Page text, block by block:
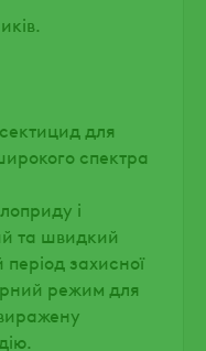
для
спектра
і
та швидкий
захисної
режим для